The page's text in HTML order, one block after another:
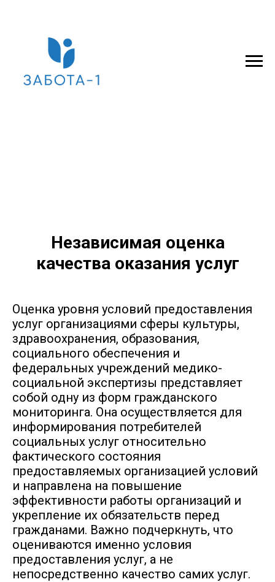
Независимая оценка
качества оказания услуг
Оценка уровня условий предоставления
услуг организациями сферы культуры,
здравоохранения, образования,
социального обеспечения и
федеральных учреждений медико-
социальной экспертизы представляет
собой одну из форм гражданского
мониторинга. Она осуществляется для
информирования потребителей
социальных услуг относительно
фактического состояния
предоставляемых организацией условий
и направлена на повышение
эффективности работы организаций и
укрепление их обязательств перед
гражданами. Важно подчеркнуть, что
оцениваются именно условия
предоставления услуг, а не
непосредственно качество самих услуг.